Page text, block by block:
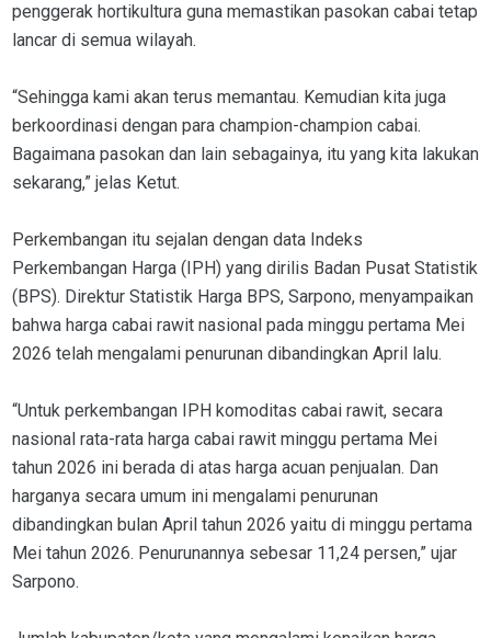
penggerak hortikultura guna memastikan pasokan cabai tetap
lancar di semua wilayah.
“Sehingga kami akan terus memantau. Kemudian kita juga
berkoordinasi dengan para champion-champion cabai.
Bagaimana pasokan dan lain sebagainya, itu yang kita lakukan
sekarang,” jelas Ketut.
Perkembangan itu sejalan dengan data Indeks
Perkembangan Harga (IPH) yang dirilis Badan Pusat Statistik
(BPS). Direktur Statistik Harga BPS, Sarpono, menyampaikan
bahwa harga cabai rawit nasional pada minggu pertama Mei
2026 telah mengalami penurunan dibandingkan April lalu.
“Untuk perkembangan IPH komoditas cabai rawit, secara
nasional rata-rata harga cabai rawit minggu pertama Mei
tahun 2026 ini berada di atas harga acuan penjualan. Dan
harganya secara umum ini mengalami penurunan
dibandingkan bulan April tahun 2026 yaitu di minggu pertama
Mei tahun 2026. Penurunannya sebesar 11,24 persen,” ujar
Sarpono.